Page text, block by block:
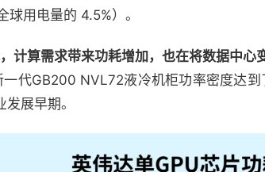
用电量的 4.5%）。
计算需求带来功耗增加，也在将数据中心
代GB200 NVL72液冷机柜功率密度达到
展早期。